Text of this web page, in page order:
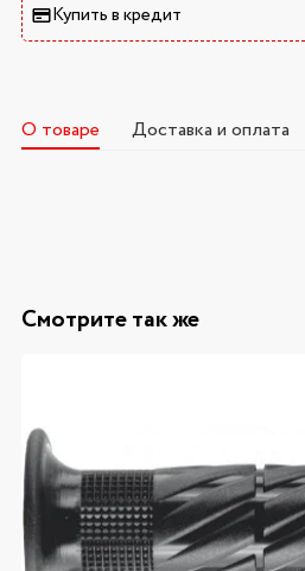
Купить в кредит
О товаре Доставка и оплата
Смотрите так же